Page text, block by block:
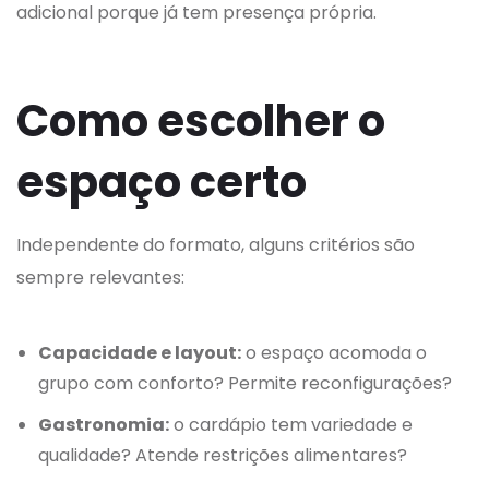
adicional porque já tem presença própria.
Como escolher o
espaço certo
Independente do formato, alguns critérios são
sempre relevantes:
Capacidade e layout:o espaço acomoda o
grupo com conforto? Permite reconfigurações?
Gastronomia:o cardápio tem variedade e
qualidade? Atende restrições alimentares?